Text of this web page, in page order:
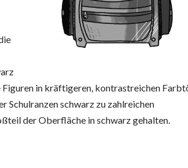
in kräftigeren, kontrastreichen
Schulranzen schwarz zu zahlreichen
der Oberfläche in schwarz gehalten.